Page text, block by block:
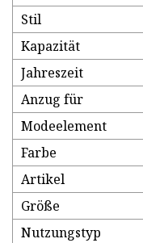
Stil
Kapazität
Jahreszeit
Anzug für
Modeelement
Farbe
Artikel
Größe
Nutzungstyp